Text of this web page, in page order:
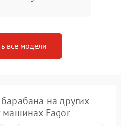
все модели
на других
машинах Fagor